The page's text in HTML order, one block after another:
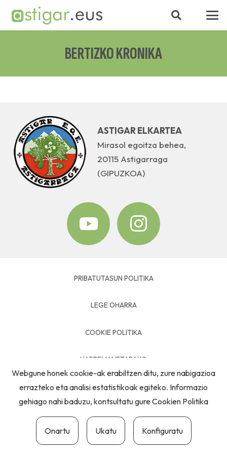
BERTIZKO KRONIKA
ASTIGAR ELKARTEA
Mirasol egoitza behea,
20115 Astigarraga
(GIPUZKOA)
PRIBATUTASUN POLITIKA
LEGE OHARRA
COOKIE POLITIKA
HARREMANETARAKO
Webgune honek cookie-ak erabiltzen ditu, zure nabigazioa
errazteko eta analisi estatistikoak egiteko. Informazio
gehiago nahi baduzu, kontsultatu gureCookien Politika
Onartu Ukatu Konfiguratu